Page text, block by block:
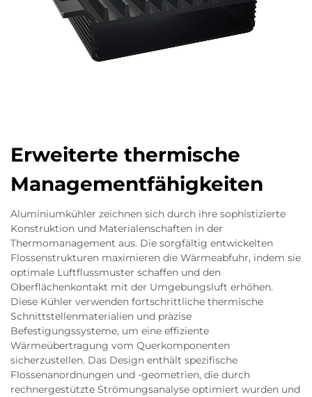
Erweiterte thermische
Managementfähigkeiten
Aluminiumkühler zeichnen sich durch ihre sophistizierte
Konstruktion und Materialenschaften in der
Thermomanagement aus. Die sorgfältig entwickelten
Flossenstrukturen maximieren die Wärmeabfuhr, indem sie
optimale Luftflussmuster schaffen und den
Oberflächenkontakt mit der Umgebungsluft erhöhen.
Diese Kühler verwenden fortschrittliche thermische
Schnittstellenmaterialien und präzise
Befestigungssysteme, um eine effiziente
Wärmeübertragung vom Querkomponenten
sicherzustellen. Das Design enthält spezifische
Flossenanordnungen und -geometrien, die durch
rechnergestützte Strömungsanalyse optimiert wurden und